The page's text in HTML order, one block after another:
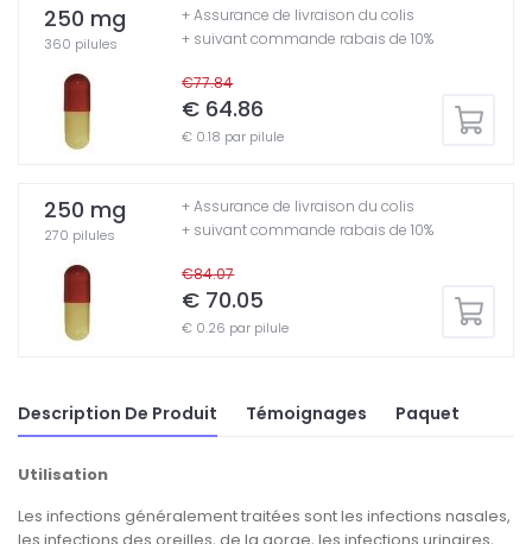
250 mg
360 pilules
€77.84
€ 64.86
€ 0.18 par pilule
+ Assurance de livraison du colis
+ suivant commande rabais de 10%
250 mg
270 pilules
€84.07
€ 70.05
€ 0.26 par pilule
+ Assurance de livraison du colis
+ suivant commande rabais de 10%
Description De Produit Témoignages Paquet
Utilisation
Les infections généralement traitées sont les infections nasales,